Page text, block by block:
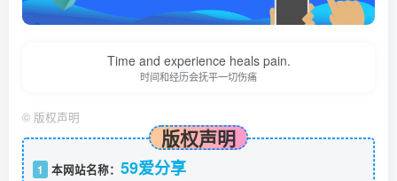
Time and experience heals pain.
时间和经历会抚平一切伤痛
© 版权声明
版权声明
1 本网站名称： 59爱分享